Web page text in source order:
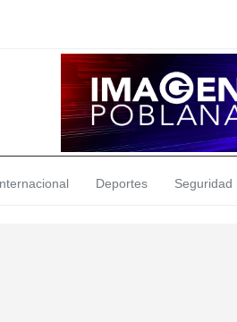
Deportes Seguridad